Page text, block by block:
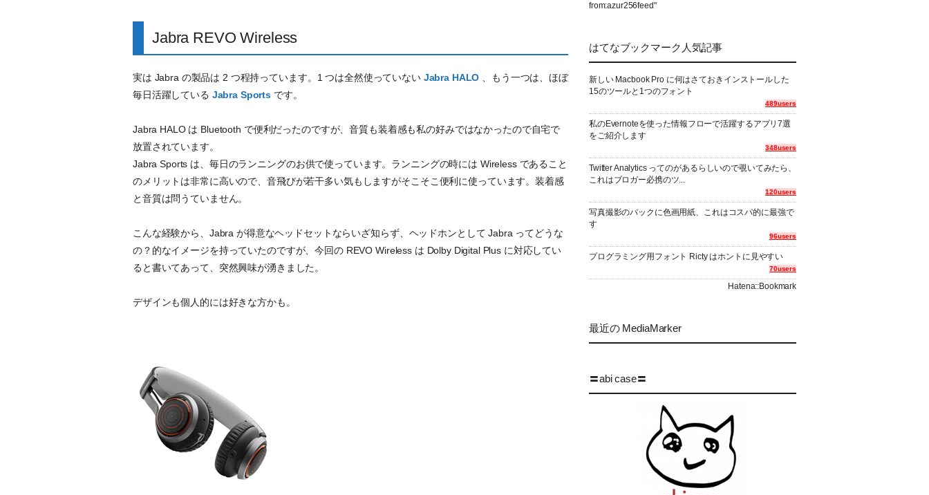
Jabra REVO Wireless
実は Jabra の製品は 2 つ程持っています。1 つは全然使っていない Jabra HALO 、もう一つは、ほぼ
毎日活躍している Jabra Sports です。
Jabra HALO は Bluetooth で便利だったのですが、音質も装着感も私の好みではなかったので自宅で
放置されています。
Jabra Sports は、毎日のランニングのお供で使っています。ランニングの時には Wireless であること
のメリットは非常に高いので、音飛びが若干多い気もしますがそこそこ便利に使っています。装着感
と音質は問うていません。
こんな経験から、Jabra が得意なヘッドセットならいざ知らず、ヘッドホンとして Jabra ってどうな
の？的なイメージを持っていたのですが、今回の REVO Wireless は Dolby Digital Plus に対応してい
ると書いてあって、突然興味が湧きました。
デザインも個人的には好きな方かも。
from:azur256feed"
はてなブックマーク人気記事
新しい Macbook Pro に何はさておきインストールした
15のツールと1つのフォント
489users
私のEvernoteを使った情報フローで活躍するアプリ7選
をご紹介します
348users
Twitter Analytics ってのがあるらしいので覗いてみたら、
これはブロガー必携のツ...
120users
写真撮影のバックに色画用紙、これはコスパ的に最強で
す
96users
プログラミング用フォント Ricty はホントに見やすい
70users
Hatena::Bookmark
最近の MediaMarker
〓abi case〓